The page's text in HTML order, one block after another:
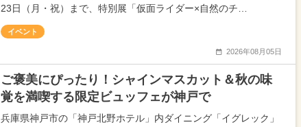
23日（月・祝）まで、特別展「仮面ライダー×自然のチ…
イベント
2026年08月05日
ご褒美にぴったり！シャインマスカット＆秋の味
覚を満喫する限定ビュッフェが神戸で
兵庫県神戸市の「神戸北野ホテル」内ダイニング「イグレック」